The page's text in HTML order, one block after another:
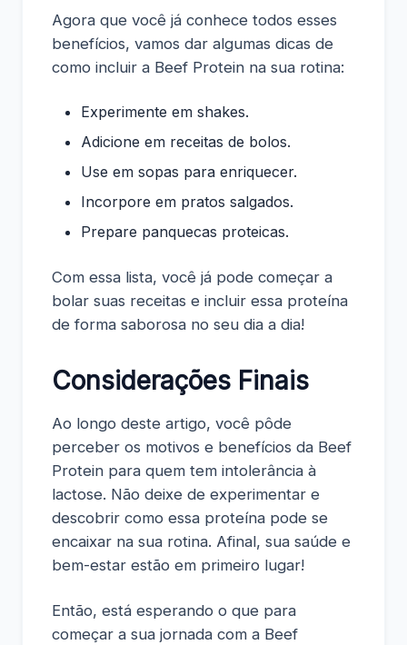
Agora que você já conhece todos esses
benefícios, vamos dar algumas dicas de
como incluir a Beef Protein na sua rotina:
Experimente em shakes.
Adicione em receitas de bolos.
Use em sopas para enriquecer.
Incorpore em pratos salgados.
Prepare panquecas proteicas.
Com essa lista, você já pode começar a
bolar suas receitas e incluir essa proteína
de forma saborosa no seu dia a dia!
Considerações Finais
Ao longo deste artigo, você pôde
perceber os motivos e benefícios da Beef
Protein para quem tem intolerância à
lactose. Não deixe de experimentar e
descobrir como essa proteína pode se
encaixar na sua rotina. Afinal, sua saúde e
bem-estar estão em primeiro lugar!
Então, está esperando o que para
começar a sua jornada com a Beef